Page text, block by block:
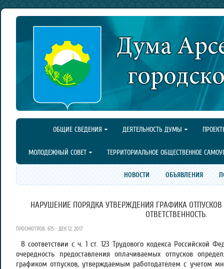
ОБЩИЕ СВЕДЕНИЯ ДЕЯТЕЛЬНОСТЬ ДУМЫ
МОЛОДЕЖНЫЙ СОВЕТ ТЕРРИТОРИАЛЬНОЕ ОБЩЕСТВЕННОЕ
НОВОСТИ ОБЪЯВЛЕНИЯ
НАРУШЕНИЕ ПОРЯДКА УТВЕРЖДЕНИЯ ГРАФИКА
ОТВЕТСТВЕННОСТЬ.
ПРОСМОТРОВ: 615 · ДЕК 12, 2017
В соответствии с ч. 1 ст. 123 Трудового кодекса Российской
очередность предоставления оплачиваемых отпусков
графиком отпусков, утверждаемым работодателем с учетом